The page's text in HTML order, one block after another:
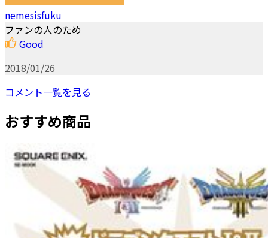
nemesisfuku
ファンの人のため
Good
2018/01/26
コメント一覧を見る
おすすめ商品